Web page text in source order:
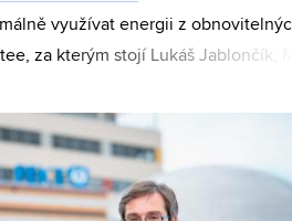
využívat energii z
za kterým stojí Lukáš Jablončík,